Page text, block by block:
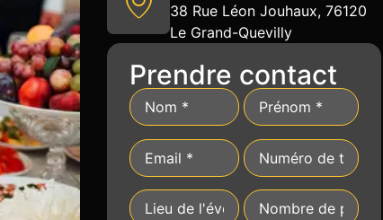
38 Rue Léon Jouhaux, 76120
Le Grand-Quevilly
Prendre contact